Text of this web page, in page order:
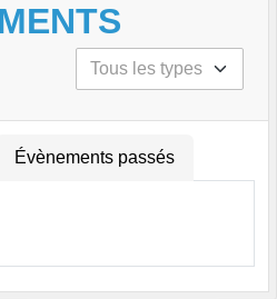
Évènements passés